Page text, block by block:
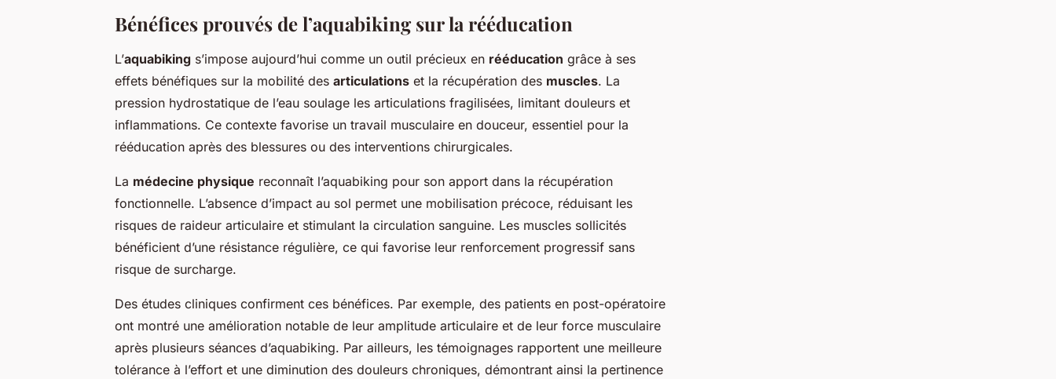
Bénéfices prouvés de l’aquabiking sur la rééducation
L’aquabiking s’impose aujourd’hui comme un outil précieux en rééducation grâce à ses
effets bénéfiques sur la mobilité des articulations et la récupération des muscles. La
pression hydrostatique de l’eau soulage les articulations fragilisées, limitant douleurs et
inflammations. Ce contexte favorise un travail musculaire en douceur, essentiel pour la
rééducation après des blessures ou des interventions chirurgicales.
La médecine physique reconnaît l’aquabiking pour son apport dans la récupération
fonctionnelle. L’absence d’impact au sol permet une mobilisation précoce, réduisant les
risques de raideur articulaire et stimulant la circulation sanguine. Les muscles sollicités
bénéficient d’une résistance régulière, ce qui favorise leur renforcement progressif sans
risque de surcharge.
Des études cliniques confirment ces bénéfices. Par exemple, des patients en post-opératoire
ont montré une amélioration notable de leur amplitude articulaire et de leur force musculaire
après plusieurs séances d’aquabiking. Par ailleurs, les témoignages rapportent une meilleure
tolérance à l’effort et une diminution des douleurs chroniques, démontrant ainsi la pertinence